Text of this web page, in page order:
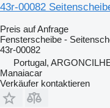
43r-00082
Preis auf Anfrage
Fensterscheibe -
43r-00082
Portugal,
Manaiacar
Verkäufer kontaktieren